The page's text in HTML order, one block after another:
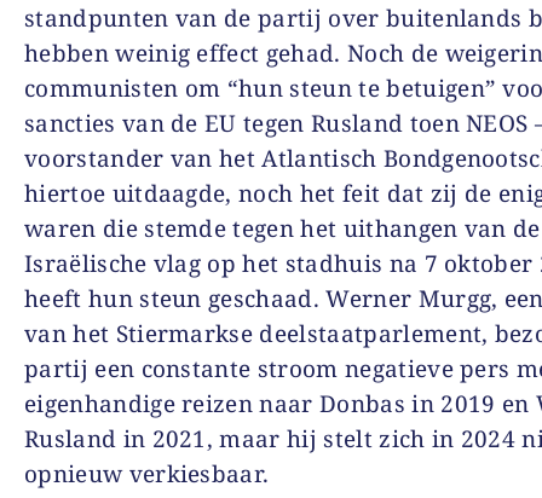
standpunten van de partij over buitenlands
hebben weinig effect gehad. Noch de
communisten om “hun steun te betuigen”
sancties van de EU tegen Rusland toen NEOS
voorstander van het Atlantisch
hiertoe uitdaagde, noch het feit dat zij de
waren die stemde tegen het uithangen van de
Israëlische vlag op het stadhuis na 7 oktober
heeft hun steun geschaad. Werner Murgg,
van het Stiermarkse deelstaatparlement,
partij een constante stroom negatieve pers
eigenhandige reizen naar Donbas in 2019 en
Rusland in 2021, maar hij stelt zich in 2024
opnieuw verkiesbaar.